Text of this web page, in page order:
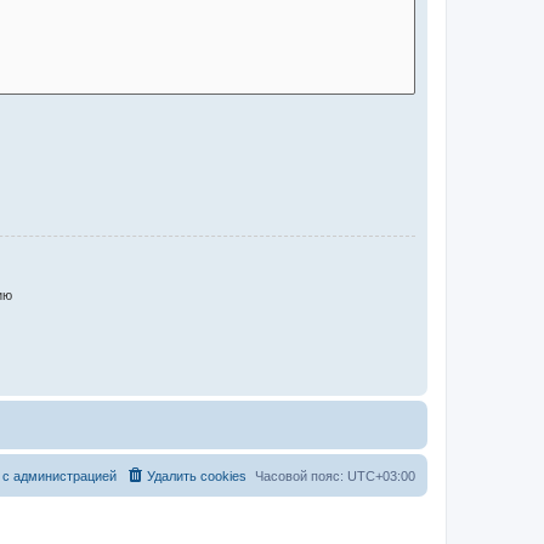
Часовой пояс: UTC+03:00
Удалить cookies
администрацией